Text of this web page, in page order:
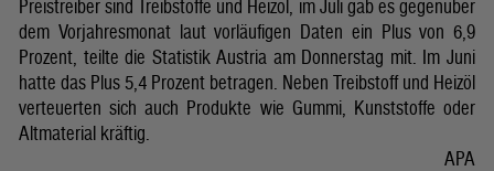
Preistreiber sind Treibstoffe und Heizöl, im Juli gab es gegenüber
dem Vorjahresmonat laut vorläufigen Daten ein Plus von 6,9
Prozent, teilte die Statistik Austria am Donnerstag mit. Im Juni
hatte das Plus 5,4 Prozent betragen. Neben Treibstoff und Heizöl
verteuerten sich auch Produkte wie Gummi, Kunststoffe oder
Altmaterial kräftig.
APA